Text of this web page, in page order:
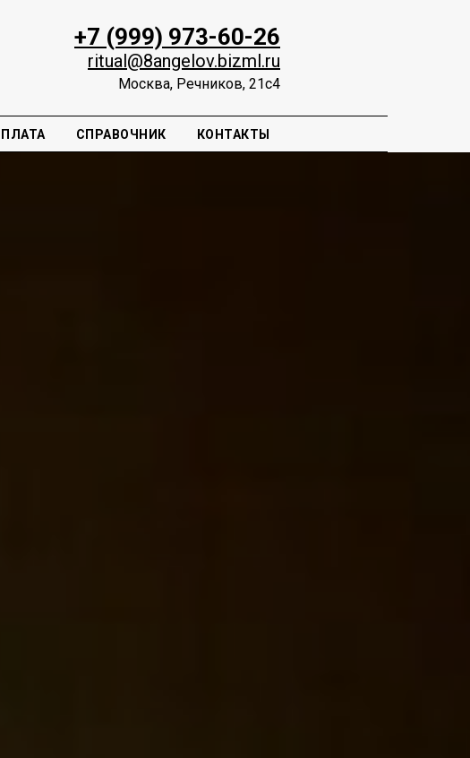
+7 (999) 973-60-26
ritual@8angelov.bizml.ru
Москва, Речников, 21с4
СПРАВОЧНИК КОНТАКТЫ